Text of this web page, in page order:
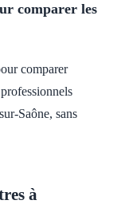
comparer les
comparer
Saône, sans
à